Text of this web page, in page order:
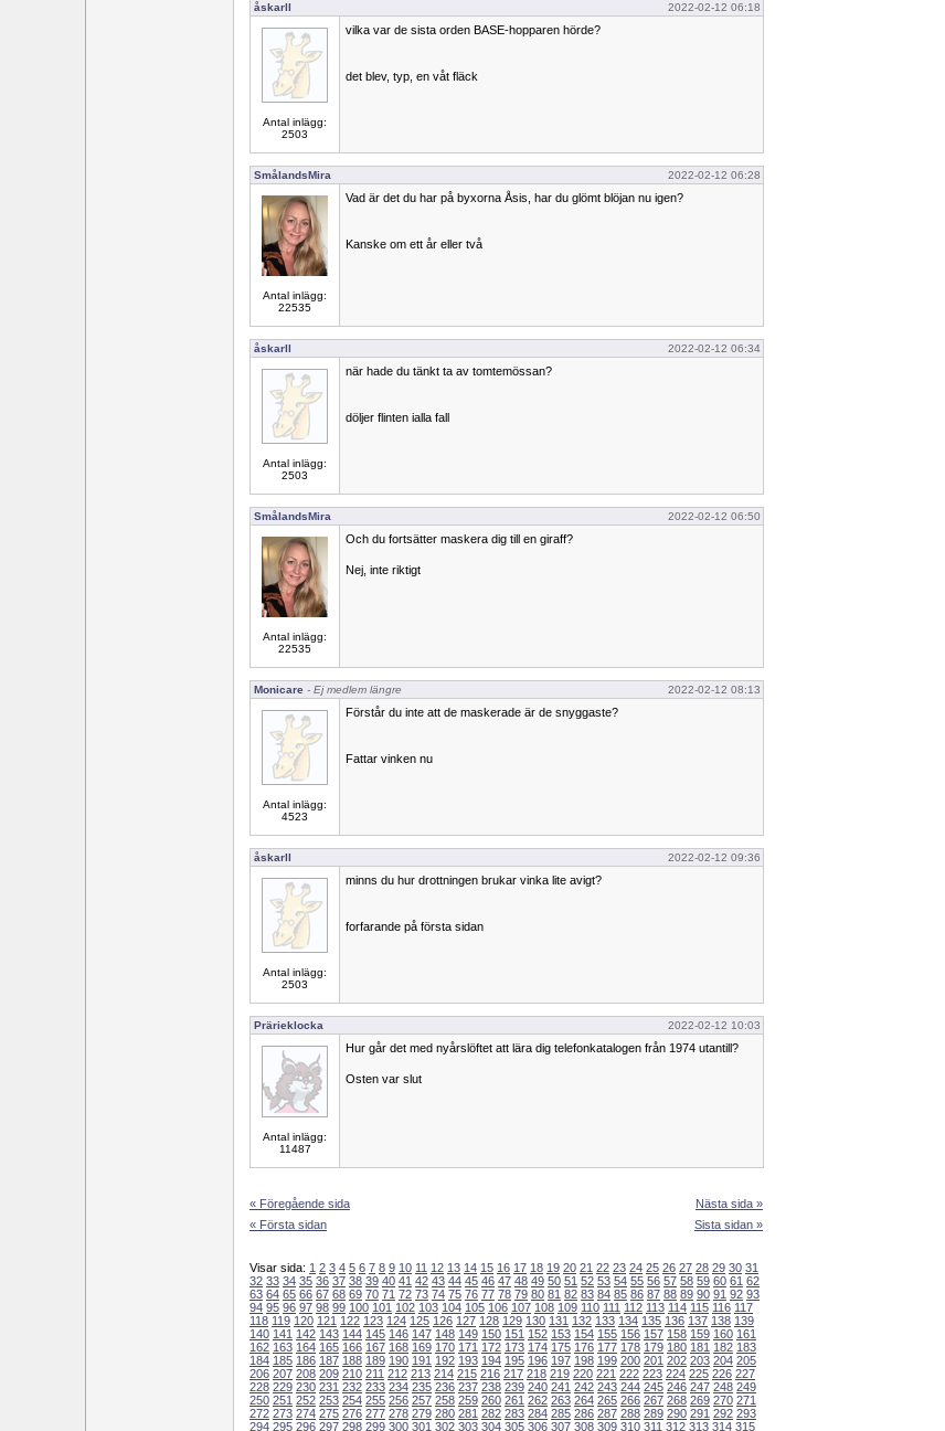
åskarll 2022-02-12 06:18
Antal inlägg:
2503
vilka var de sista orden BASE-hopparen hörde?
det blev, typ, en våt fläck
SmålandsMira 2022-02-12 06:28
Antal inlägg:
22535
Vad är det du har på byxorna Åsis, har du glömt blöjan nu igen?
Kanske om ett år eller två
åskarll 2022-02-12 06:34
Antal inlägg:
2503
när hade du tänkt ta av tomtemössan?
döljer flinten ialla fall
SmålandsMira 2022-02-12 06:50
Antal inlägg:
22535
Och du fortsätter maskera dig till en giraff?
Nej, inte riktigt
Monicare - Ej medlem längre 2022-02-12 08:13
Antal inlägg:
4523
Förstår du inte att de maskerade är de snyggaste?
Fattar vinken nu
åskarll 2022-02-12 09:36
Antal inlägg:
2503
minns du hur drottningen brukar vinka lite avigt?
forfarande på första sidan
Prärieklocka 2022-02-12 10:03
Antal inlägg:
11487
Hur går det med nyårslöftet att lära dig telefonkatalogen från 1974 utantill?
Osten var slut
« Föregående sida
« Första sidan
Nästa sida »
Sista sidan »
Visar sida: 1 2 3 4 5 6 7 8 9 10 11 12 13 14 15 16 17 18 19 20 21 22 23 24 25 26 27 28 29 30 31
32 33 34 35 36 37 38 39 40 41 42 43 44 45 46 47 48 49 50 51 52 53 54 55 56 57 58 59 60 61 62
63 64 65 66 67 68 69 70 71 72 73 74 75 76 77 78 79 80 81 82 83 84 85 86 87 88 89 90 91 92 93
94 95 96 97 98 99 100 101 102 103 104 105 106 107 108 109 110 111 112 113 114 115 116 117
118 119 120 121 122 123 124 125 126 127 128 129 130 131 132 133 134 135 136 137 138 139
140 141 142 143 144 145 146 147 148 149 150 151 152 153 154 155 156 157 158 159 160 161
162 163 164 165 166 167 168 169 170 171 172 173 174 175 176 177 178 179 180 181 182 183
184 185 186 187 188 189 190 191 192 193 194 195 196 197 198 199 200 201 202 203 204 205
206 207 208 209 210 211 212 213 214 215 216 217 218 219 220 221 222 223 224 225 226 227
228 229 230 231 232 233 234 235 236 237 238 239 240 241 242 243 244 245 246 247 248 249
250 251 252 253 254 255 256 257 258 259 260 261 262 263 264 265 266 267 268 269 270 271
272 273 274 275 276 277 278 279 280 281 282 283 284 285 286 287 288 289 290 291 292 293
294 295 296 297 298 299 300 301 302 303 304 305 306 307 308 309 310 311 312 313 314 315